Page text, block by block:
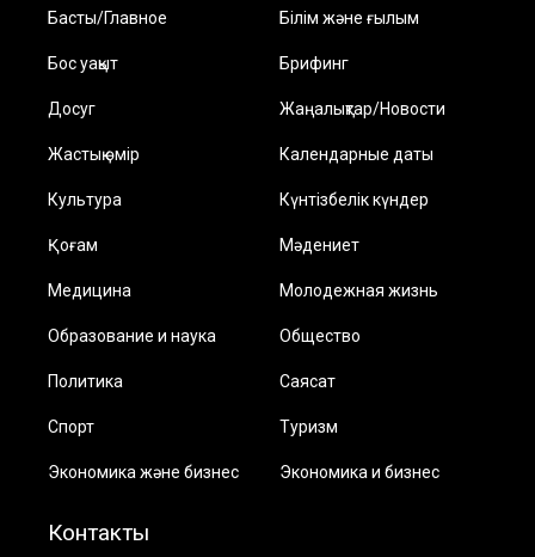
Басты/Главное Білім және ғылым
Бос уақыт Брифинг
Досуг Жаңалықтар/Новости
Жастық өмір Календарные даты
Культура Күнтізбелік күндер
Қоғам Мәдениет
Медицина Молодежная жизнь
Образование и наука Общество
Политика Саясат
Спорт Туризм
Экономика және бизнес Экономика и бизнес
Контакты